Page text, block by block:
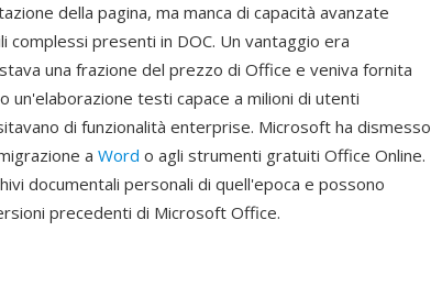
della pagina, ma manca di capacità avanzate
presenti in DOC. Un vantaggio era
una frazione del prezzo di Office e veniva fornita
un'elaborazione testi capace a milioni di utenti
di funzionalità enterprise. Microsoft ha dismesso
a Word o agli strumenti gratuiti Office Online.
documentali personali di quell'epoca e possono
precedenti di Microsoft Office.